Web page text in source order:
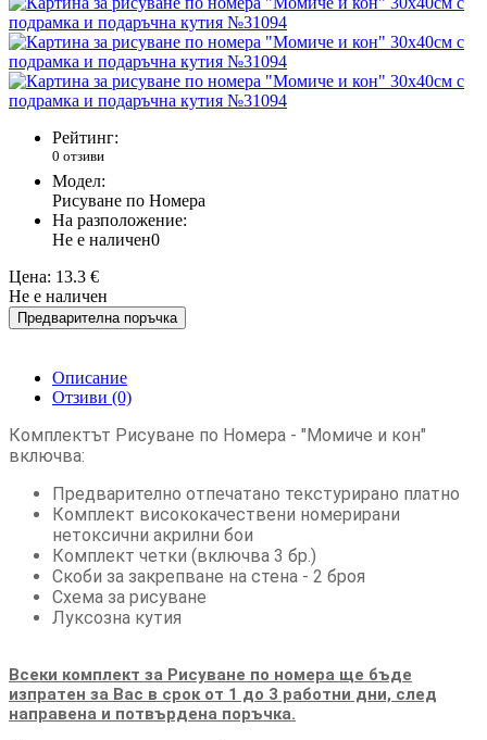
Рейтинг:
0 отзиви
Модел:
Рисуване по Номера
На разположение:
Не е наличен0
Цена: 13.3 €
Не е наличен
Предварителна поръчка
Описание
Отзиви (0)
Комплектът Рисуване по Номера - "Момиче и кон"
включва:
Предварително отпечатано текстурирано платно
Комплект висококачествени номерирани
нетоксични акрилни бои
Комплект четки (включва 3 бр.)
Скоби за закрепване на стена - 2 броя
Схема за рисуване
Луксозна кутия
Всеки комплект за Рисуване по номера ще бъде
изпратен за Вас в срок от 1 до 3 работни дни, след
направена и потвърдена поръчка.